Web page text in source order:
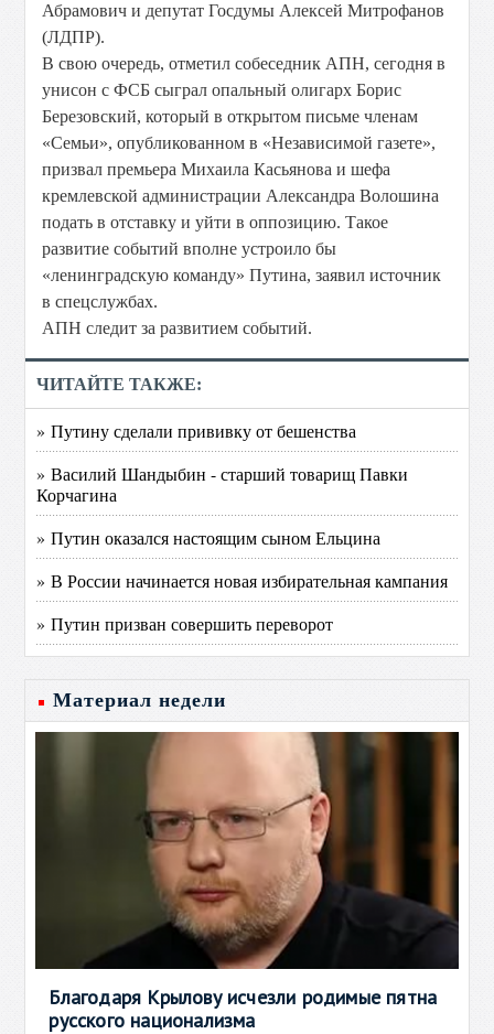
Абрамович и депутат Госдумы Алексей Митрофанов
(ЛДПР).
В свою очередь, отметил собеседник АПН, сегодня в
унисон с ФСБ сыграл опальный олигарх Борис
Березовский, который в открытом письме членам
«Семьи», опубликованном в «Независимой газете»,
призвал премьера Михаила Касьянова и шефа
кремлевской администрации Александра Волошина
подать в отставку и уйти в оппозицию. Такое
развитие событий вполне устроило бы
«ленинградскую команду» Путина, заявил источник
в спецслужбах.
АПН следит за развитием событий.
ЧИТАЙТЕ ТАКЖЕ:
» Путину сделали прививку от бешенства
» Василий Шандыбин - старший товарищ Павки
Корчагина
» Путин оказался настоящим сыном Ельцина
» В России начинается новая избирательная кампания
» Путин призван совершить переворот
Материал недели
Благодаря Крылову исчезли родимые пятна
русского национализма